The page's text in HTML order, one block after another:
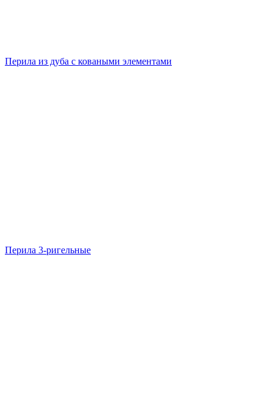
Перила из дуба с коваными элементами
Перила 3-ригельные